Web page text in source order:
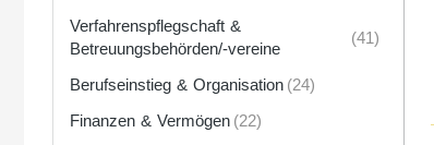
Verfahrenspflegschaft &
Betreuungsbehörden/-vereine
(41)
Berufseinstieg & Organisation (24)
Finanzen & Vermögen (22)